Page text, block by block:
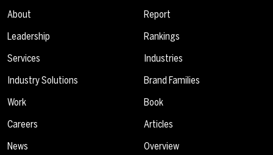
About
Leadership
Services
Industry Solutions
Work
Careers
News
Report
Rankings
Industries
Brand Families
Book
Articles
Overview